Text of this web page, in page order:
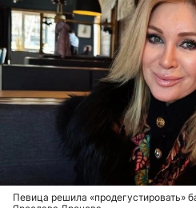
Певица решила «продегустировать»